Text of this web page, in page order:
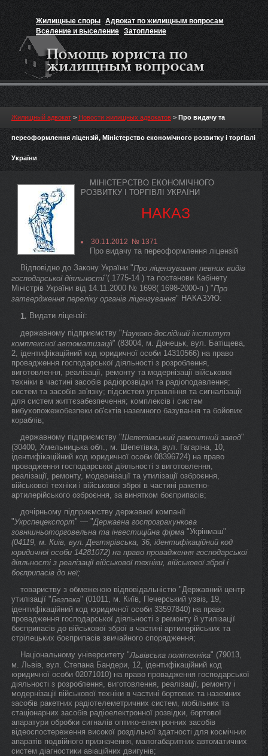
Жилищные споры Адвокат по жилищным вопросам
Вселение и выселение Затопление
Признание прав на жильё
Жилищный адвокат > Новости жилищных адвокатов > Про видачу та
переоформлення ліцензій, Міністерство економічного розвитку і торгівлі
України
МІНІСТЕРСТВО ЕКОНОМІЧНОГО
РОЗВИТКУ І ТОРГІВЛІ УКРАЇНИ
НАКАЗ
30.11.2012 № 1371
Про видачу та переоформлення ліцензій
Відповідно до Закону України "Про ліцензування певних видів
господарської діяльності"( 1775-14 ) та постанови Кабінету
Міністрів України від 14.11.2000 № 1698( 1698-2000-п ) "Про
затвердження переліку органів ліцензування" НАКАЗУЮ:
1. Видати ліцензії:
державному підприємству "Науково-дослідний інститут
комплексної автоматизації" (83004, м. Донецьк, вул. Батіщева,
2, ідентифікаційний код юридичної особи 14310566) на право
провадження господарської діяльності з розроблення,
виготовлення, реалізації, ремонту та модернізації військової
техніки в частині засобів радіорозвідки та радіоподавлення;
систем та засобів зв'язку; підсистем управління та сигналізації
для систем життєзабезпечення; комплексів і систем
вибухопожежобезпеки об'єктів наземного базування та бойових
кораблів;
державному підприємству "Шепетівський ремонтний завод"
(30400, Хмельницька обл., м. Шепетівка, вул. Гагаріна, 10,
ідентифікаційний код юридичної особи 08396724) на право
провадження господарської діяльності з виготовлення,
реалізації, ремонту, модернізації та утилізації озброєння,
військової техніки і військової зброї в частині ракетно-
артилерійського озброєння, за винятком боєприпасів;
дочірньому підприємству державної компанії
"Укрспецекспорт" — "Державна госпрозрахункова
зовнішньоторговельна та інвестиційна фірма "Укрінмаш"
(04119, м. Київ, вул. Дегтярівська, 36, ідентифікаційний код
юридичної особи 14281072) на право провадження господарської
діяльності з реалізації військової техніки, військової зброї і
боєприпасів до неї;
товариству з обмеженою відповідальністю "Державний центр
утилізації "Безпека" (01011, м. Київ, Печерський узвіз, 19,
ідентифікаційний код юридичної особи 33597840) на право
провадження господарської діяльності з ремонту й утилізації
боєприпасів до військової зброї в частині артилерійських та
стрілецьких боєприпасів звичайного спорядження;
Національному університету "Львівська політехніка" (79013,
м. Львів, вул. Степана Бандери, 12, ідентифікаційний код
юридичної особи 02071010) на право провадження господарської
діяльності з розроблення, виготовлення, реалізації, ремонту і
модернізації військової техніки в частині бортових та наземних
засобів ракетних радіотелеметричних систем, мобільних та
стаціонарних засобів радіоелектронної розвідки, бортової
апаратури обробки сигналів оптико-електронних засобів
відеоспостереження високої роздільної здатності для космічних
апаратів подвійного призначення, малогабаритних автоматичних
систем діагностики авіаційних двигунів;